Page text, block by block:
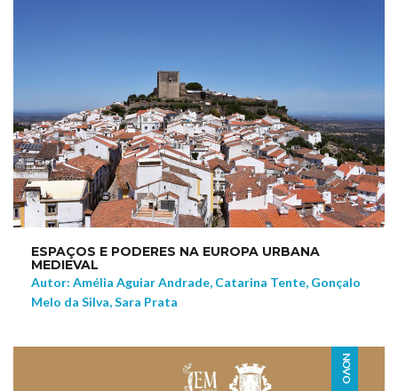
ESPAÇOS E PODERES NA EUROPA URBANA
MEDIEVAL
Autor: Amélia Aguiar Andrade, Catarina Tente, Gonçalo
Melo da Silva, Sara Prata
NOVO